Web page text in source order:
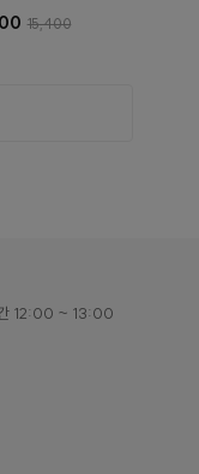
15,400
12:00 ~ 13:00